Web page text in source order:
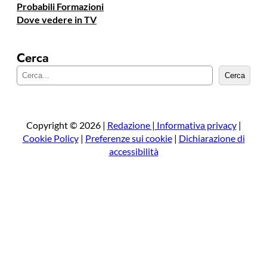
Probabili Formazioni
Dove vedere in TV
Cerca
e
a
Cerca
Copyright © 2026 | Redazione | Informativa privacy|
Cookie Policy| Preferenze sui cookie| Dichiarazione di
accessibilità